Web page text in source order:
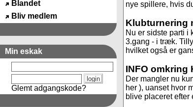
Blandet
Bliv medlem
Min eskak
Glemt adgangskode?
nye spillere, hvis
Klubturnering
Nu er sidste parti i
3.gang - i træk.
hvilket også er
INFO omkring
Der mangler nu
her ), uanset hvor
blive placeret